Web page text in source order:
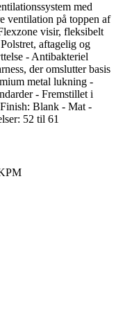
med
ventilation på toppen af
visir, fleksibelt
aftagelig og
- Antibakteriel
der omslutter basis
metal lukning -
- Fremstillet i
Blank - Mat -
52 til 61